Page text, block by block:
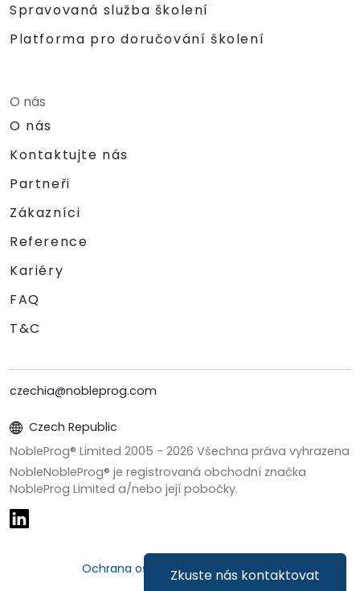
Zkuste nás kontaktovat
Spravovaná služba školení
Platforma pro doručování školení
O nás
O nás
Kontaktujte nás
Partneři
Zákazníci
Reference
Kariéry
FAQ
T&C
czechia@nobleprog.com
Czech Republic
NobleProg® Limited 2005 - 2026 Všechna práva vyhrazena
NobleNobleProg® je registrovaná obchodní značka
NobleProg Limited a/nebo její pobočky.
Ochrana osobních údajů a cookies